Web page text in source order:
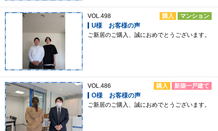
VOL.498 購入 マンション
U様 お客様の声
ご新居のご購入、誠におめでとうございます。
VOL.486 購入 新築一戸建て
O様 お客様の声
ご新居のご購入、誠におめでとうございます。